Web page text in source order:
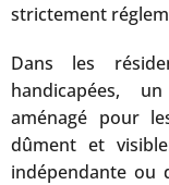
strictement
Dans les
handicapées,
aménagé pour
dûment et
indépendante ou